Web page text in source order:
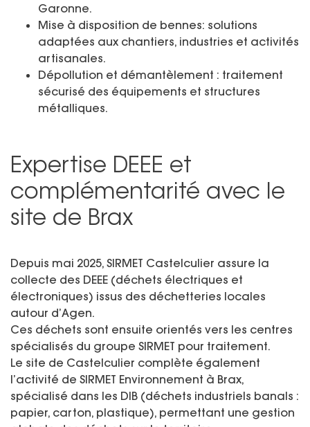
Garonne.
Mise à disposition de bennes: solutions
adaptées aux chantiers, industries et activités
artisanales.
Dépollution et démantèlement : traitement
sécurisé des équipements et structures
métalliques.
Expertise DEEE et
complémentarité avec le
site de Brax
Depuis mai 2025, SIRMET Castelculier assure la
collecte des DEEE (déchets électriques et
électroniques) issus des déchetteries locales
autour d’Agen.
Ces déchets sont ensuite orientés vers les centres
spécialisés du groupe SIRMET pour traitement.
Le site de Castelculier complète également
l’activité de SIRMET Environnement à Brax,
spécialisé dans les DIB (déchets industriels banals :
papier, carton, plastique), permettant une gestion